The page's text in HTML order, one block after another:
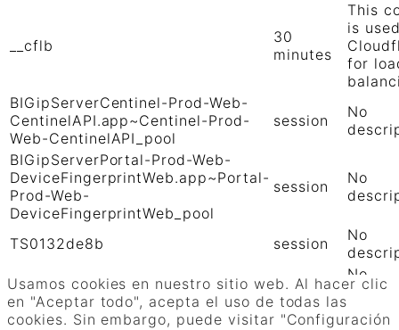
Usamos cookies en nuestro sitio web. Al hacer clic
en "Aceptar todo", acepta el uso de todas las
cookies. Sin embargo, puede visitar "Configuración
__cflb
30
minutes
This
is
for
BIGipServerCentinel-Prod-Web-
CentinelAPI.app~Centinel-Prod-
Web-CentinelAPI_pool
session
No
BIGipServerPortal-Prod-Web-
DeviceFingerprintWeb.app~Portal-
Prod-Web-
DeviceFingerprintWeb_pool
session
No
TS0132de8b session
No
TS01906b0c
session
No
GUARDAR Y ACEPTAR